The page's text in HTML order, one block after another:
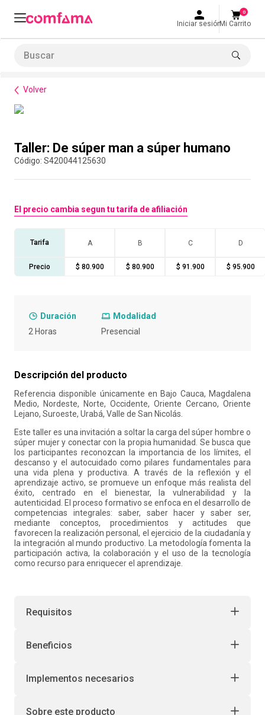
Iniciar sesiónMi Carrito
0
Volver
Taller: De súper man a súper humano
: S420044125630
El precio cambia segun tu tarifa de afiliación
Tarifa A B C D
Precio $ 80.900 $ 80.900 $ 91.900 $ 95.900
Duración
2 Horas
Modalidad
Presencial
Descripción del producto
Referencia disponible únicamente en Bajo Cauca, Magdalena
Medio, Nordeste, Norte, Occidente, Oriente Cercano, Oriente
Lejano, Suroeste, Urabá, Valle de San Nicolás.
Este taller es una invitación a soltar la carga del súper hombre o
súper mujer y conectar con la propia humanidad. Se busca que
los participantes reconozcan la importancia de los límites, el
descanso y el autocuidado como pilares fundamentales para
una vida plena y productiva. A través de la reflexión y el
aprendizaje activo, se promueve un enfoque más realista del
éxito, centrado en el bienestar, la vulnerabilidad y la
autenticidad. El proceso formativo se enfoca en el desarrollo de
competencias integrales: saber, saber hacer y saber ser,
mediante conceptos, procedimientos y actitudes que
favorecen la realización personal, el ejercicio de la ciudadanía y
la integración al mundo productivo. La metodología fomenta la
participación activa, la colaboración y el uso de la tecnología
como recurso para enriquecer el aprendizaje.
Requisitos
Beneficios
Implementos necesarios
Sobre este producto
5.
bolos
9.
refrigerio